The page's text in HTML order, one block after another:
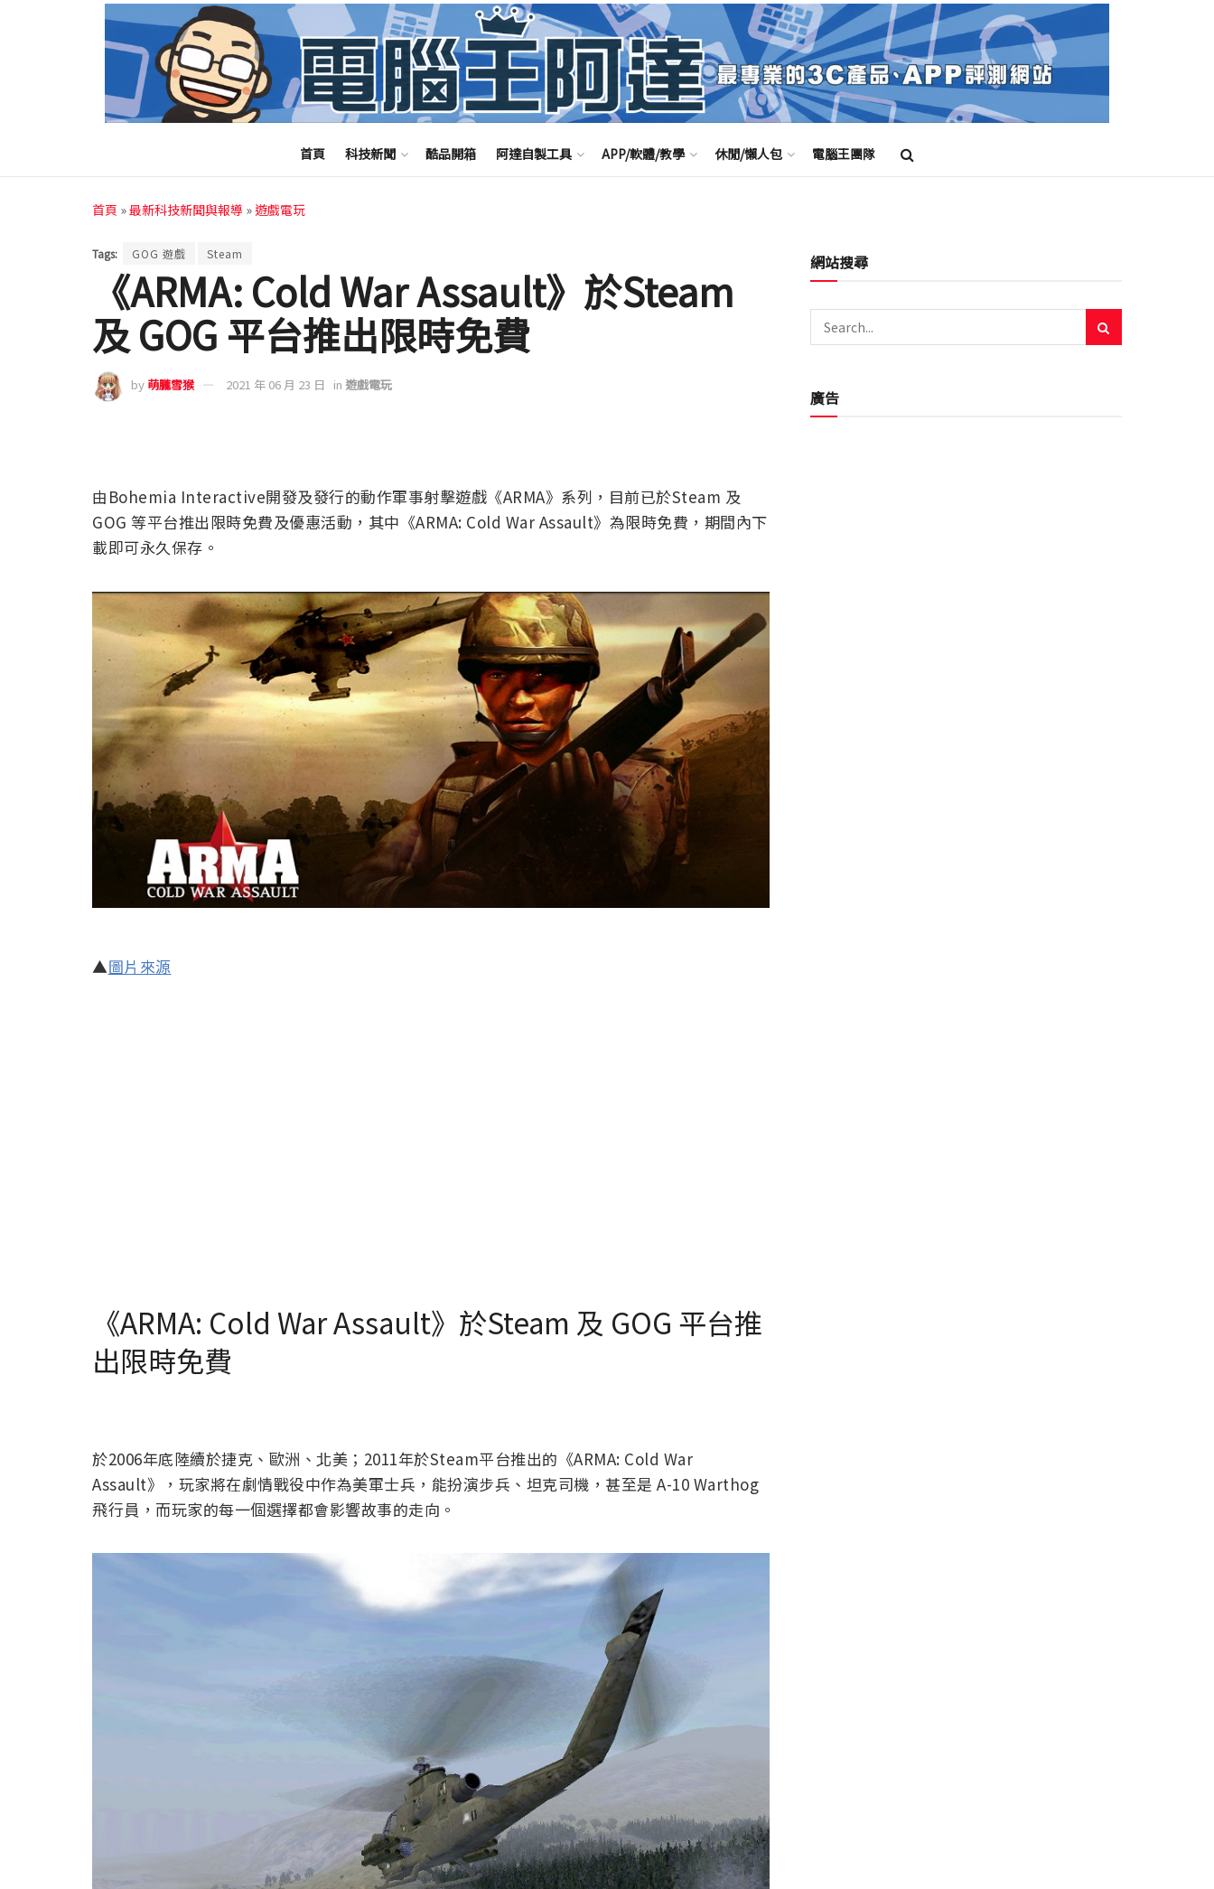
首頁 科技新聞 酷品開箱 阿達自製工具 APP/軟體/教學 休閒/懶人包 電腦王團隊
首頁 »最新科技新聞與報導 »遊戲電玩
Tags: GOG 遊戲 Steam
《ARMA: Cold War Assault》於Steam
及 GOG 平台推出限時免費
by 萌朧雪猴 2021 年 06 月 23 日 in 遊戲電玩
由Bohemia Interactive開發及發行的動作軍事射擊遊戲《ARMA》系列，目前已於Steam 及
GOG 等平台推出限時免費及優惠活動，其中《ARMA: Cold War Assault》為限時免費，期間內下
載即可永久保存。
▲圖片來源
《ARMA: Cold War Assault》於Steam 及 GOG 平台推
出限時免費
於2006年底陸續於捷克、歐洲、北美；2011年於Steam平台推出的《ARMA: Cold War
Assault》，玩家將在劇情戰役中作為美軍士兵，能扮演步兵、坦克司機，甚至是 A-10 Warthog
飛行員，而玩家的每一個選擇都會影響故事的走向。
網站搜尋
廣告